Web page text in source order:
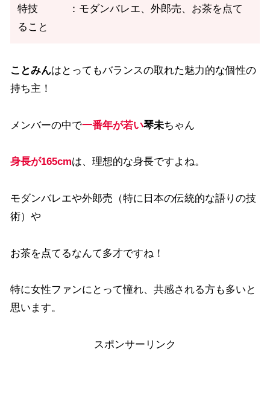
特技 ：モダンバレエ、外郎売、お茶を点て
ること
ことみんはとってもバランスの取れた魅力的な個性の
持ち主！
メンバーの中で一番年が若い琴未ちゃん
身長が165cmは、理想的な身長ですよね。
モダンバレエや外郎売（特に日本の伝統的な語りの技
術）や
お茶を点てるなんて多才ですね！
特に女性ファンにとって憧れ、共感される方も多いと
思います。
スポンサーリンク